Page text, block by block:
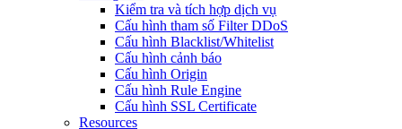
Kiểm tra và tích hợp dịch vụ
Cấu hình tham số Filter DDoS
Cấu hình Blacklist/Whitelist
Cấu hình cảnh báo
Cấu hình Origin
Cấu hình Rule Engine
Cấu hình SSL Certificate
Resources